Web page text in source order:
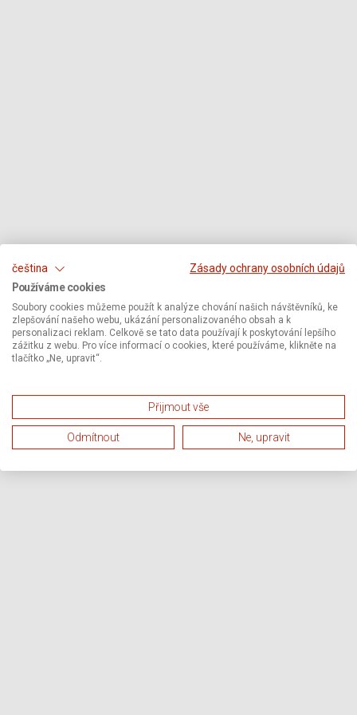
čeština
Zásady ochrany osobních údajů
Používáme cookies
Soubory cookies můžeme použít k analýze chování našich návštěvníků, ke
zlepšování našeho webu, ukázání personalizovaného obsah a k
personalizaci reklam. Celkově se tato data používají k poskytování lepšího
zážitku z webu. Pro více informací o cookies, které používáme, klikněte na
tlačítko „Ne, upravit“.
Přijmout vše
Odmítnout Ne, upravit